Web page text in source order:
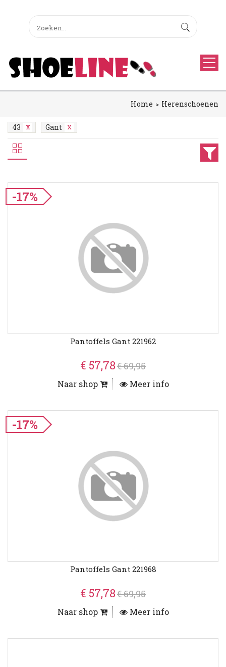
Home Herenschoenen
43 Gant
-17%
Pantoffels Gant 221962
€ 57,78€ 69,95
Naar shop Meer info
-17%
Pantoffels Gant 221968
€ 57,78€ 69,95
Naar shop Meer info